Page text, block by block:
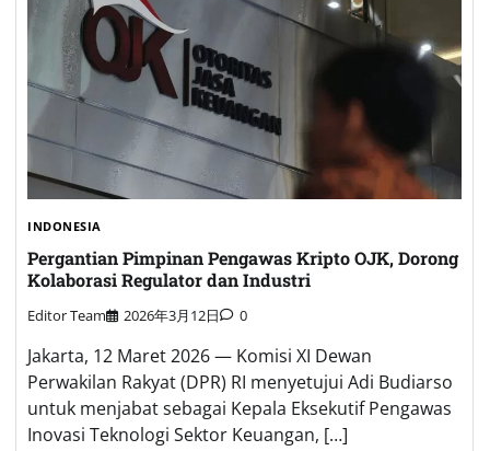
INDONESIA
Pergantian Pimpinan Pengawas Kripto OJK, Dorong
Kolaborasi Regulator dan Industri
Editor Team 2026年3月12日 0
Jakarta, 12 Maret 2026 — Komisi XI Dewan
Perwakilan Rakyat (DPR) RI menyetujui Adi Budiarso
untuk menjabat sebagai Kepala Eksekutif Pengawas
Inovasi Teknologi Sektor Keuangan, […]